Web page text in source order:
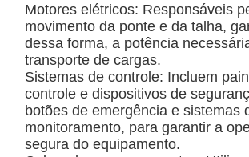
Motores elétricos: Responsáveis
movimento da ponte e da talha,
dessa forma, a potência
transporte de cargas.
Sistemas de controle: Incluem
controle e dispositivos de
botões de emergência e sistemas
monitoramento, para garantir a
segura do equipamento.